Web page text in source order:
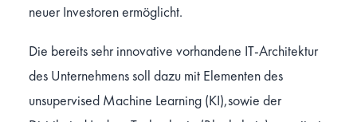
neuer Investoren ermöglicht.
Die bereits sehr innovative vorhandene IT-Architektur
des Unternehmens soll dazu mit Elementen des
unsupervised Machine Learning (KI),sowie der